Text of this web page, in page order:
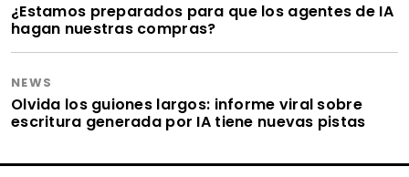
¿Estamos preparados para que los agentes de IA
hagan nuestras compras?
NEWS
Olvida los guiones largos: informe viral sobre
escritura generada por IA tiene nuevas pistas